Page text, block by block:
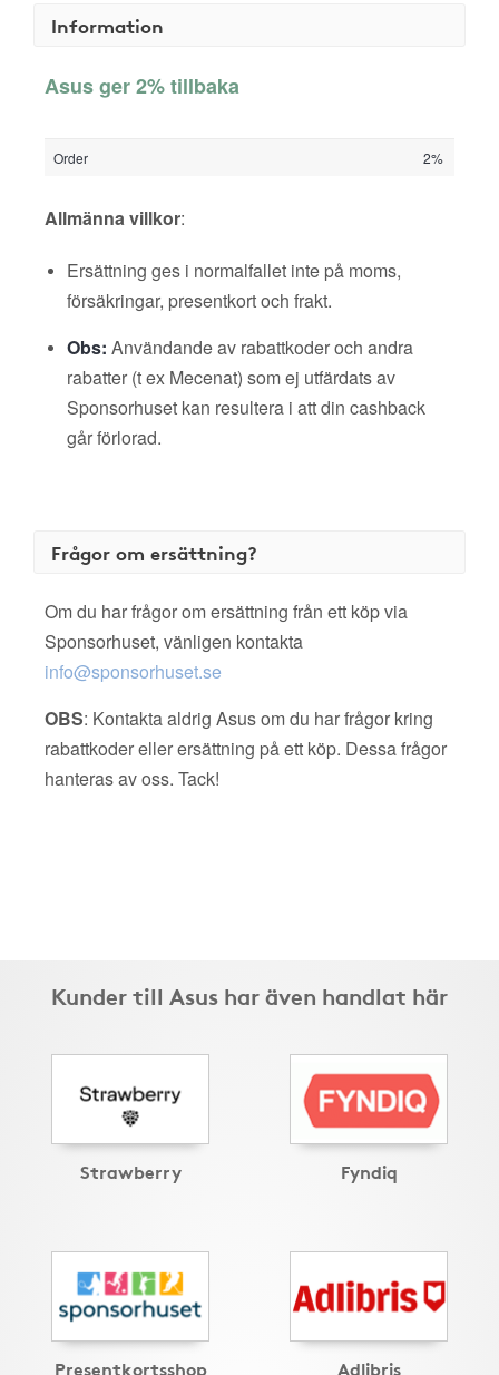
Information
Asus ger 2% tillbaka
Order 2%
Allmänna villkor:
Ersättning ges i normalfallet inte på moms,
försäkringar, presentkort och frakt.
Obs: Användande av rabattkoder och andra
rabatter (t ex Mecenat) som ej utfärdats av
Sponsorhuset kan resultera i att din cashback
går förlorad.
Frågor om ersättning?
Om du har frågor om ersättning från ett köp via
Sponsorhuset, vänligen kontakta
info@sponsorhuset.se
OBS: Kontakta aldrig Asus om du har frågor kring
rabattkoder eller ersättning på ett köp. Dessa frågor
hanteras av oss. Tack!
Kunder till Asus har även handlat här
Strawberry Fyndiq
Presentkortsshop Adlibris